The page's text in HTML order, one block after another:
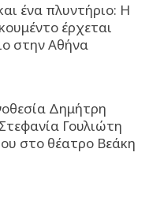
ένα πλυντήριο: Η
έρχεται
στην Αθήνα
Δημήτρη
Γουλιώτη
στο θέατρο Βεάκη